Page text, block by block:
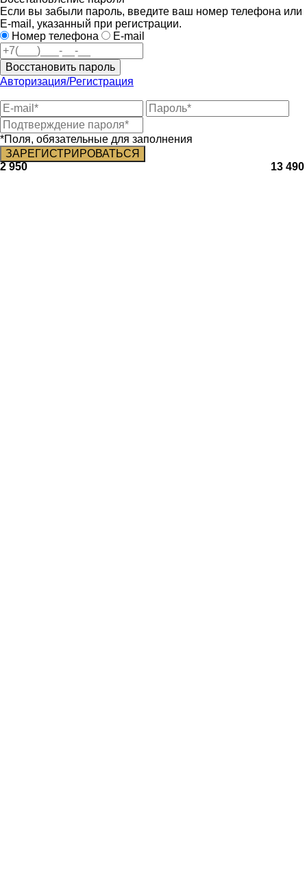
2 950 13 490
Если вы забыли пароль, введите ваш номер телефона или
E-mail, указанный при регистрации.
Номер телефона
E-mail
Восстановить пароль
Авторизация/Регистрация
*Поля, обязательные для заполнения